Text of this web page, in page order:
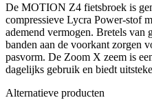
De MOTION Z4 fietsbroek is
compressieve Lycra Power-stof
ademend vermogen. Bretels van
banden aan de voorkant zorgen
pasvorm. De Zoom X zeem is
dagelijks gebruik en biedt
Alternatieve producten